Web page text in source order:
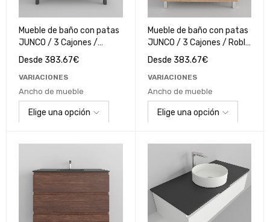
Mueble de baño con patas
JUNCO / 3 Cajones /
Blanco Polilaminado
Desde 383.67€
VARIACIONES
Ancho de mueble
Mueble de baño con patas
JUNCO / 3 Cajones / Roble
Cartagena
Desde 383.67€
VARIACIONES
Ancho de mueble